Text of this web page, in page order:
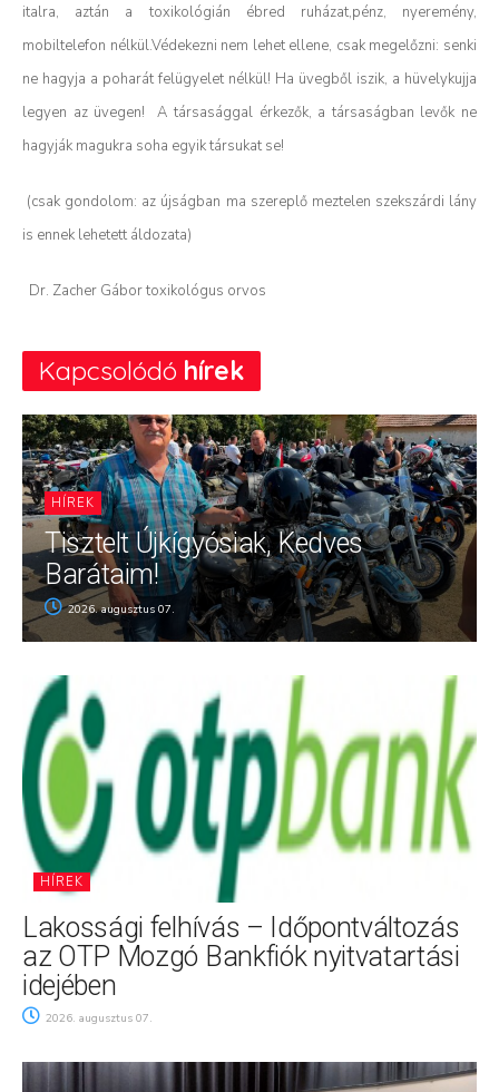
italra, aztán a toxikológián ébred ruházat,pénz, nyeremény,
mobiltelefon nélkül.Védekezni nem lehet ellene, csak megelőzni: senki
ne hagyja a poharát felügyelet nélkül! Ha üvegből iszik, a hüvelykujja
legyen az üvegen! A társasággal érkezők, a társaságban levők ne
hagyják magukra soha egyik társukat se!
(csak gondolom: az újságban ma szereplő meztelen szekszárdi lány
is ennek lehetett áldozata)
Dr. Zacher Gábor toxikológus orvos
Kapcsolódó hírek
HÍREK
Tisztelt Újkígyósiak, Kedves
Barátaim!
2026. augusztus 07.
HÍREK
Lakossági felhívás – Időpontváltozás
az OTP Mozgó Bankfiók nyitvatartási
idejében
2026. augusztus 07.